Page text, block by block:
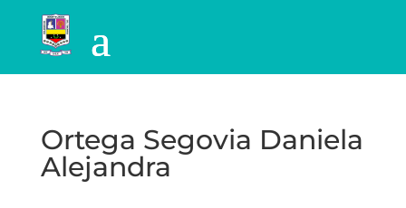
Ortega Segovia Daniela
Alejandra